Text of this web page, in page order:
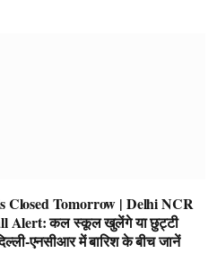
Closed Tomorrow | Delhi NCR
Alert: कल स्कूल खुलेंगे या छुट्टी
एनसीआर में बारिश के बीच जानें